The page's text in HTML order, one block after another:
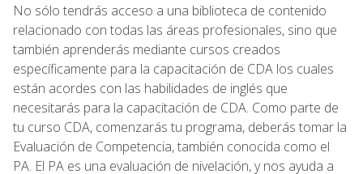
No sólo tendrás acceso a una biblioteca de contenido
relacionado con todas las áreas profesionales, sino que
también aprenderás mediante cursos creados
específicamente para la capacitación de CDA los cuales
están acordes con las habilidades de inglés que
necesitarás para la capacitación de CDA. Como parte de
tu curso CDA, comenzarás tu programa, deberás tomar la
Evaluación de Competencia, también conocida como el
PA. El PA es una evaluación de nivelación, y nos ayuda a